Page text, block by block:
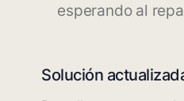
esperando al
Solución